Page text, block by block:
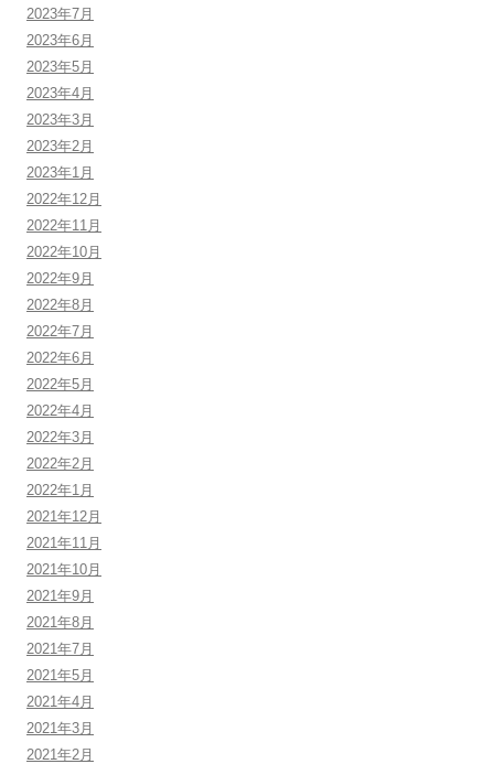
2023年7月
2023年6月
2023年5月
2023年4月
2023年3月
2023年2月
2023年1月
2022年12月
2022年11月
2022年10月
2022年9月
2022年8月
2022年7月
2022年6月
2022年5月
2022年4月
2022年3月
2022年2月
2022年1月
2021年12月
2021年11月
2021年10月
2021年9月
2021年8月
2021年7月
2021年5月
2021年4月
2021年3月
2021年2月